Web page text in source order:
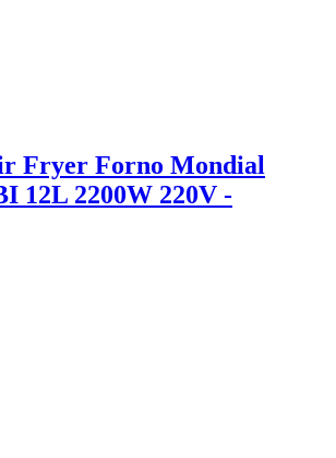
Fryer Forno Mondial
12L 2200W 220V -